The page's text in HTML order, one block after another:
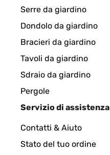
Serre da giardino
Dondolo da giardino
Bracieri da giardino
Tavoli da giardino
Sdraio da giardino
Pergole
Servizio di assistenza
Contatti & Aiuto
Stato del tuo ordine